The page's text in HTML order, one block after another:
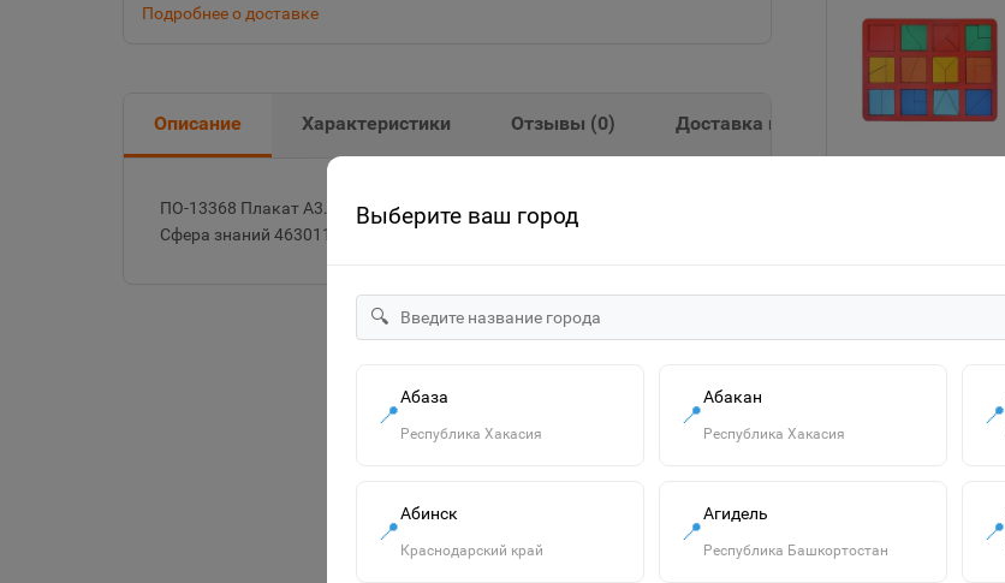
Выберите ваш город
🔍
📍
Абаза
Республика Хакасия
📍
Абакан
Республика Хакасия
📍
📍
Абинск
Краснодарский край
📍
Агидель
Республика Башкортостан
📍
Подробнее о доставке
Описание Характеристики Отзывы (0) Доставка и оплата
ПО-13368 Плакат А3. Математика в начальной школе. Состав числа /
Сфера знаний 4630112000054